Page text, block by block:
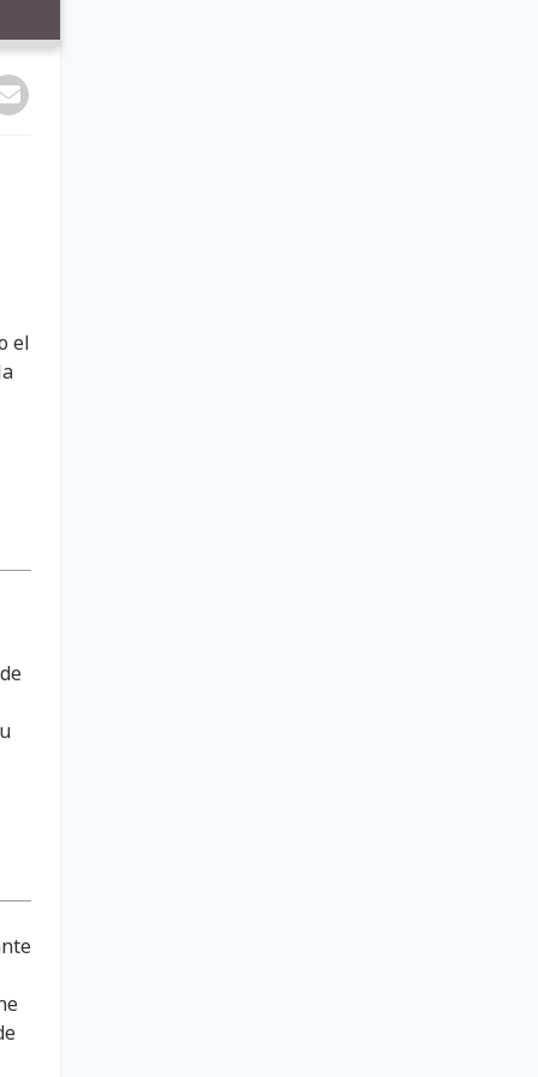
el